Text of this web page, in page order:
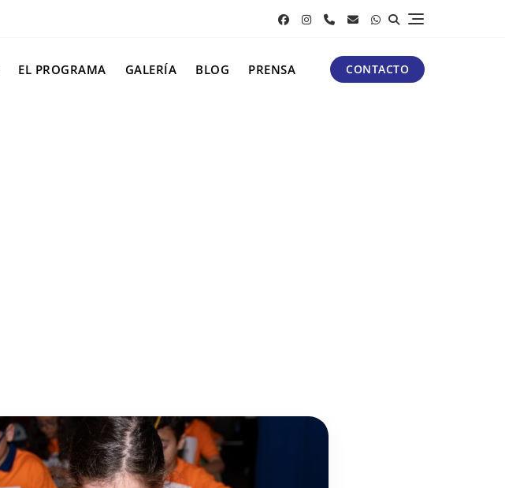
EL PROGRAMA GALERÍA BLOG PRENSA CONTACTO